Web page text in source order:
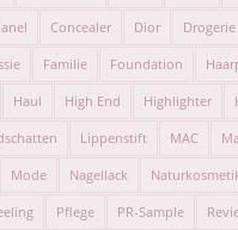
Concealer Dior Drogerie
Familie Foundation
Haul High End Highlighter
Lippenstift MAC
Mode Nagellack
Pflege PR-Sample